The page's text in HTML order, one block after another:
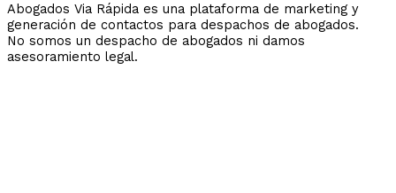
Abogados Via Rápida es una plataforma de marketing y
generación de contactos para despachos de abogados.
No somos un despacho de abogados ni damos
asesoramiento legal.